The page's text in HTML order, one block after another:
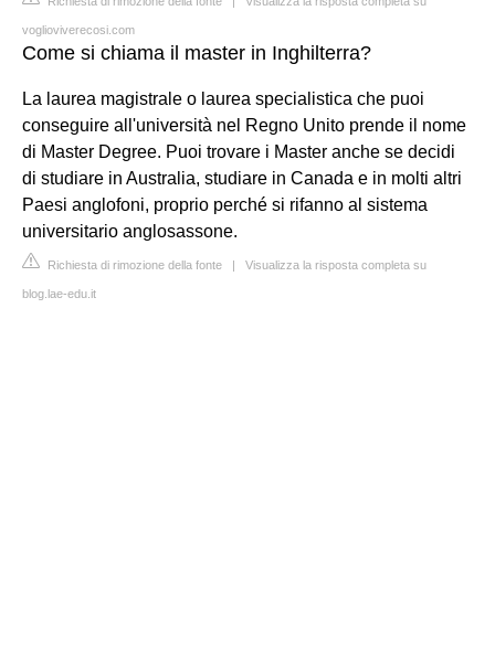
voglioviverecosi.com
Come si chiama il master in Inghilterra?
La laurea magistrale o laurea specialistica che puoi
conseguire all'università nel Regno Unito prende il nome
di Master Degree. Puoi trovare i Master anche se decidi
di studiare in Australia, studiare in Canada e in molti altri
Paesi anglofoni, proprio perché si rifanno al sistema
universitario anglosassone.
Richiesta di rimozione della fonte | Visualizza la risposta completa su
blog.lae-edu.it